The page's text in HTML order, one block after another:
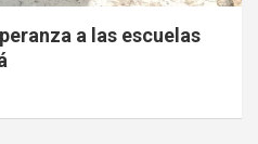
a las escuelas